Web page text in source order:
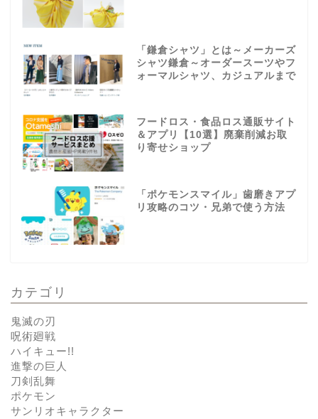
「鎌倉シャツ」とは～メーカーズ
シャツ鎌倉～オーダースーツやフ
ォーマルシャツ、カジュアルまで
フードロス・食品ロス通販サイト
＆アプリ【10選】廃棄削減お取
り寄せショップ
「ポケモンスマイル」歯磨きアプ
リ攻略のコツ・兄弟で使う方法
カテゴリ
鬼滅の刃
呪術廻戦
ハイキュー!!
進撃の巨人
刀剣乱舞
ポケモン
サンリオキャラクター